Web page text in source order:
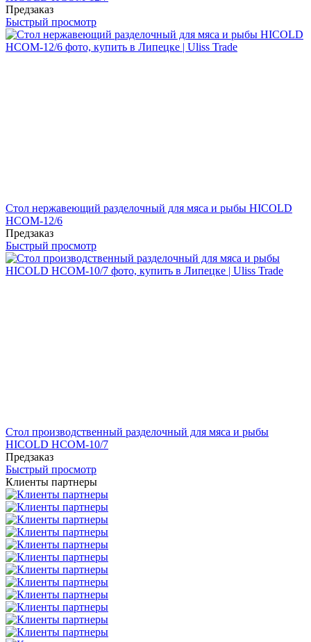
Предзаказ
Быстрый просмотр
Стол нержавеющий разделочный для мяса и рыбы HICOLD
НСОМ-12/6
Предзаказ
Быстрый просмотр
Стол производственный разделочный для мяса и рыбы
HICOLD НСОМ-10/7
Предзаказ
Быстрый просмотр
Клиенты партнеры